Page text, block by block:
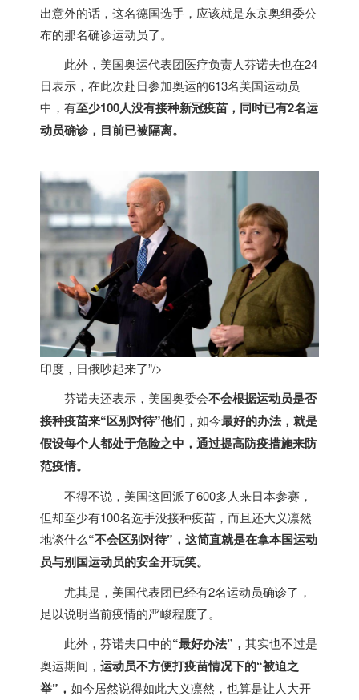
出意外的话，这名德国选手，应该就是东京奥组委公
布的那名确诊运动员了。
此外，美国奥运代表团医疗负责人芬诺夫也在24
日表示，在此次赴日参加奥运的613名美国运动员
中，有至少100人没有接种新冠疫苗，同时已有2名运
动员确诊，目前已被隔离。
印度，日俄吵起来了”/>
芬诺夫还表示，美国奥委会不会根据运动员是否
接种疫苗来“区别对待”他们， 如今最好的办法，就是
假设每个人都处于危险之中，通过提高防疫措施来防
范疫情。
不得不说，美国这回派了600多人来日本参赛，
但却至少有100名选手没接种疫苗，而且还大义凛然
地谈什么“不会区别对待”，这简直就是在拿本国运动
员与别国运动员的安全开玩笑。
尤其是，美国代表团已经有2名运动员确诊了，
足以说明当前疫情的严峻程度了。
此外，芬诺夫口中的“最好办法”， 其实也不过是
奥运期间， 运动员不方便打疫苗情况下的“被迫之
举”， 如今居然说得如此大义凛然，也算是让人大开